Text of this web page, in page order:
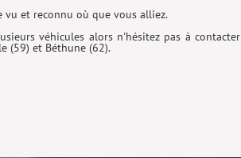
et reconnu où que vous alliez.
véhicules alors n'hésitez pas à contacter
(59) et Béthune (62).